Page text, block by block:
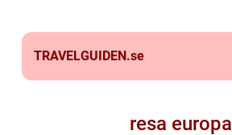
TRAVELGUIDEN.se
resa europa